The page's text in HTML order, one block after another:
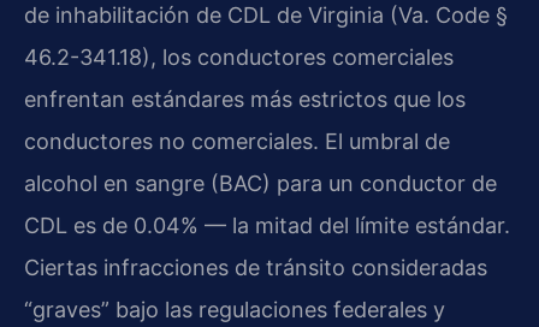
de inhabilitación de CDL de Virginia (Va. Code §
46.2-341.18), los conductores comerciales
enfrentan estándares más estrictos que los
conductores no comerciales. El umbral de
alcohol en sangre (BAC) para un conductor de
CDL es de 0.04% — la mitad del límite estándar.
Ciertas infracciones de tránsito consideradas
“graves” bajo las regulaciones federales y